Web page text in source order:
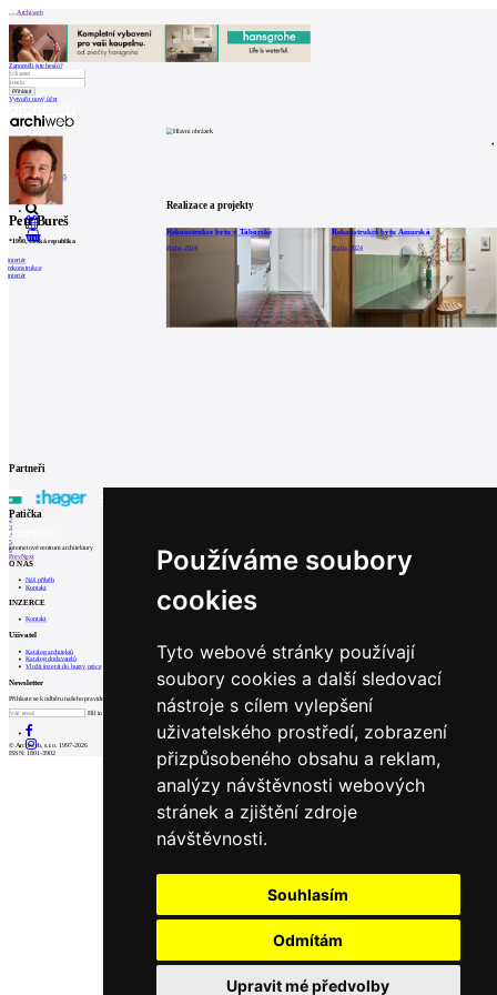
Používáme soubory
cookies
Tyto webové stránky používají
soubory cookies a další sledovací
nástroje s cílem vylepšení
uživatelského prostředí, zobrazení
přizpůsobeného obsahu a reklam,
analýzy návštěvnosti webových
stránek a zjištění zdroje
návštěvnosti.
Souhlasím
Odmítám
Upravit mé předvolby
Archiweb
Zapoměli jste heslo?
Vytvořit nový účet
Zprávy
Architekti
Stavby
Katalog
E-shop
Burza práce
165
en
0
Petr Bureš
*1990, Česká republika
interiér
rekonstrukce
interiér
Realizace a projekty
Rekonstrukce bytu v Táborské
Praha, 2024
Rekonstrukce bytu Amurská
Praha, 2024
Partneři
1
2
3
4
5
6
PrevNext
Patička
internetové centrum architektury
O NÁS
Náš příběh
Kontakt
INZERCE
Kontakt
Uživatel
Katalog architektů
Katalog dodavatelů
Vložit inzerát do burzy práce
Newsletter
Přihlaste se k odběru našeho pravidelného týdenního newsletteru:
Fill in „nospam“
© Archiweb, s.r.o. 1997-2026
ISSN: 1801-3902